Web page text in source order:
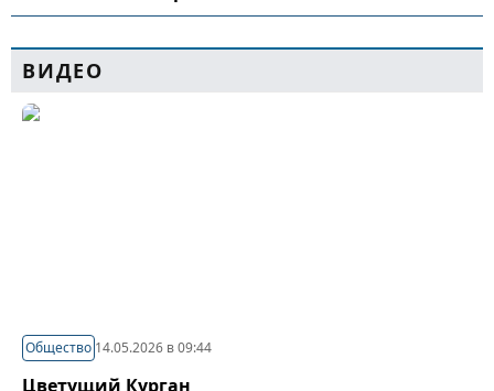
ВИДЕО
Общество 14.05.2026 в 09:44
Цветущий Курган